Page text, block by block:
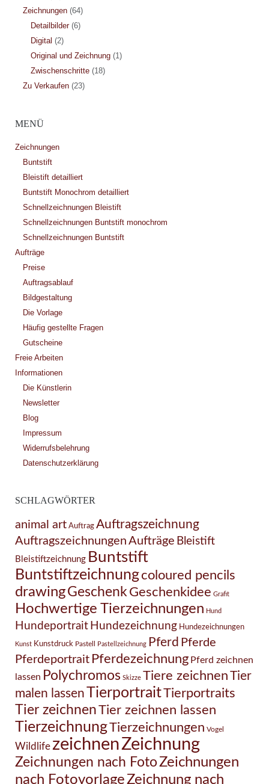
Zeichnungen(64)
Detailbilder(6)
Digital (2)
Original und Zeichnung(1)
Zwischenschritte(18)
Zu Verkaufen(23)
MENÜ
Zeichnungen
Buntstift
Bleistift detailliert
Buntstift Monochrom detailliert
Schnellzeichnungen Bleistift
Schnellzeichnungen Buntstift monochrom
Schnellzeichnungen Buntstift
Aufträge
Preise
Auftragsablauf
Bildgestaltung
Die Vorlage
Häufig gestellte Fragen
Gutscheine
Freie Arbeiten
Informationen
Die Künstlerin
Newsletter
Blog
Impressum
Widerrufsbelehrung
Datenschutzerklärung
SCHLAGWÖRTER
animal art Auftrag Auftragszeichnung
Auftragszeichnungen Aufträge Bleistift
Bleistiftzeichnung Buntstift
Buntstiftzeichnungcoloured pencils
drawingGeschenk Geschenkidee Grafit
Hochwertige Tierzeichnungen Hund
Hundeportrait Hundezeichnung Hundezeichnungen
Kunst Kunstdruck Pastell Pastellzeichnung Pferd Pferde
Pferdeportrait Pferdezeichnung Pferd zeichnen
lassen Polychromos Skizze Tiere zeichnenTier
malen lassenTierportraitTierportraits
Tier zeichnenTier zeichnen lassen
TierzeichnungTierzeichnungen Vogel
Wildlife zeichnenZeichnung
Zeichnungen nach FotoZeichnungen
nach FotovorlageZeichnung nach